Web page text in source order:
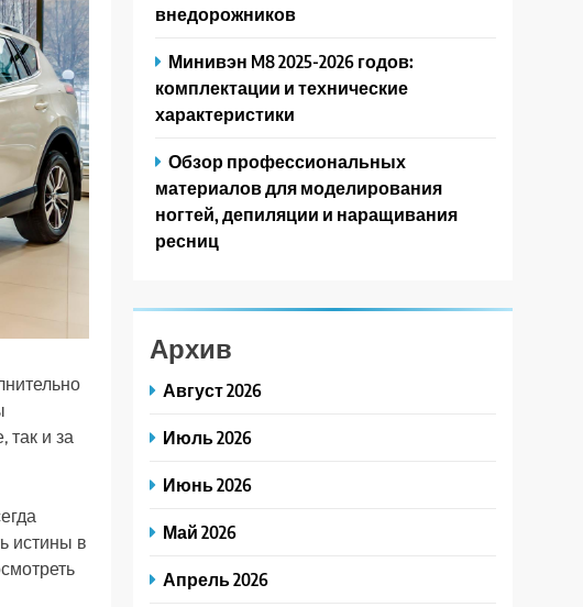
так и за
истины в
внедорожников
Минивэн M8 2025-2026 годов:
комплектации и технические
характеристики
Обзор профессиональных
материалов для моделирования
ногтей, депиляции и наращивания
ресниц
Архив
Август 2026
Июль 2026
Июнь 2026
Май 2026
Апрель 2026